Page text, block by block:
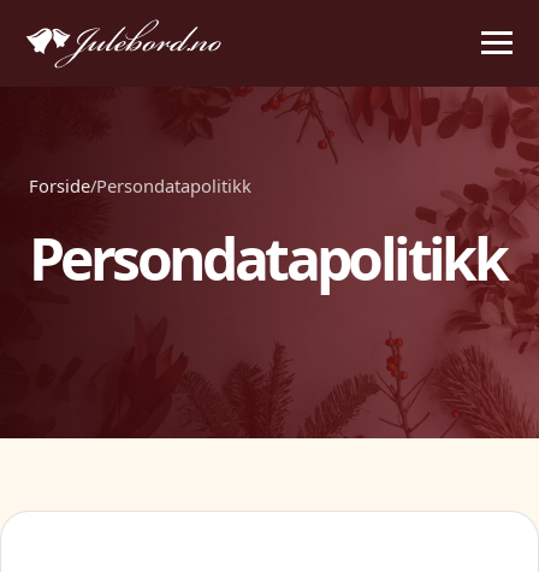
Forside/Persondatapolitikk
Persondatapolitikk